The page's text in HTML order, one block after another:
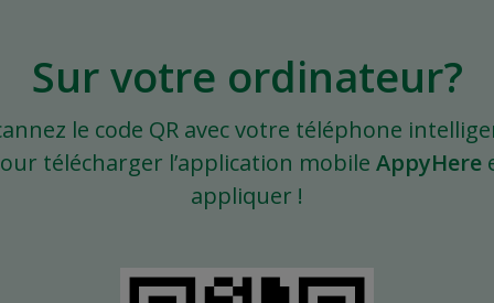
Sur votre ordinateur?
le code QR avec votre téléphone
télécharger l’application mobile AppyHere
appliquer !